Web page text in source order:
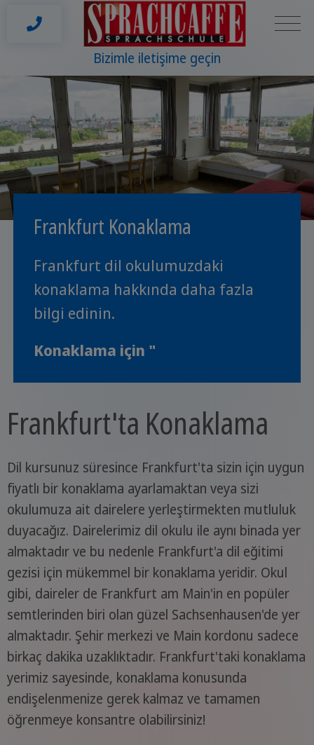
Bizimle iletişime geçin
Frankfurt Konaklama
Frankfurt dil okulumuzdaki
konaklama hakkında daha fazla
bilgi edinin.
Konaklama için "
Frankfurt'ta Konaklama
Dil kursunuz süresince Frankfurt'ta sizin için uygun
fiyatlı bir konaklama ayarlamaktan veya sizi
okulumuza ait dairelere yerleştirmekten mutluluk
duyacağız. Dairelerimiz dil okulu ile aynı binada yer
almaktadır ve bu nedenle Frankfurt'a dil eğitimi
gezisi için mükemmel bir konaklama yeridir. Okul
gibi, daireler de Frankfurt am Main'in en popüler
semtlerinden biri olan güzel Sachsenhausen'de yer
almaktadır. Şehir merkezi ve Main kordonu sadece
birkaç dakika uzaklıktadır. Frankfurt'taki konaklama
yerimiz sayesinde, konaklama konusunda
endişelenmenize gerek kalmaz ve tamamen
öğrenmeye konsantre olabilirsiniz!